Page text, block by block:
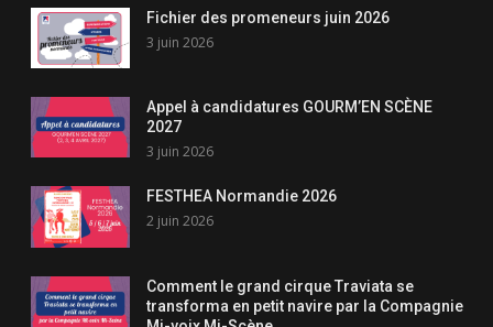
Fichier des promeneurs juin 2026
3 juin 2026
Appel à candidatures GOURM’EN SCÈNE
2027
3 juin 2026
FESTHEA Normandie 2026
2 juin 2026
Comment le grand cirque Traviata se
transforma en petit navire par la Compagnie